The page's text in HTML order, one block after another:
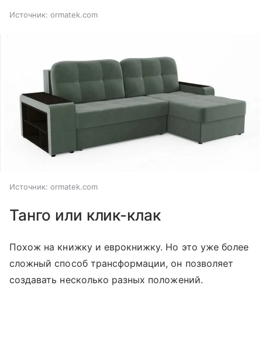
Источник: ormatek.com
Источник: ormatek.com
Танго или клик-клак
Похож на книжку и еврокнижку. Но это уже более
сложный способ трансформации, он позволяет
создавать несколько разных положений.